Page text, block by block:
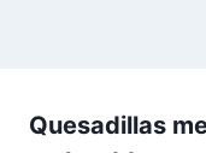
Quesadillas